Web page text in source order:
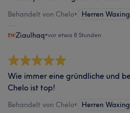
Behandelt von Chelo• Herren Waxing
Ziaulhaq•vor etwa 8 Stunden
Wie immer eine gründliche und
Chelo ist top!
Behandelt von Chelo• Herren Waxing